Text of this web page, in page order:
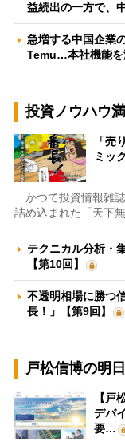
益続出の一方で、
急増する中国企業
Temu…本社機能
投資ノウハウ
「売
ミッ
かつて投資情報雑
詰め込まれた「天下
テクニカル分析・
【第10回】
不透明相場に勝つ
長！」【第9回】
戸松信博の明
【戸
デバ
要…